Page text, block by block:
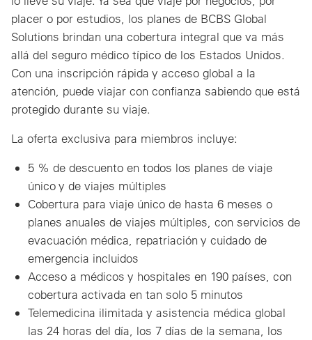
placer o por estudios, los planes de BCBS Global
Solutions brindan una cobertura integral que va más
allá del seguro médico típico de los Estados Unidos.
Con una inscripción rápida y acceso global a la
atención, puede viajar con confianza sabiendo que está
protegido durante su viaje.
La oferta exclusiva para miembros incluye:
5 % de descuento en todos los planes de viaje
único y de viajes múltiples
Cobertura para viaje único de hasta 6 meses o
planes anuales de viajes múltiples, con servicios de
evacuación médica, repatriación y cuidado de
emergencia incluidos
Acceso a médicos y hospitales en 190 países, con
cobertura activada en tan solo 5 minutos
Telemedicina ilimitada y asistencia médica global
las 24 horas del día, los 7 días de la semana, los